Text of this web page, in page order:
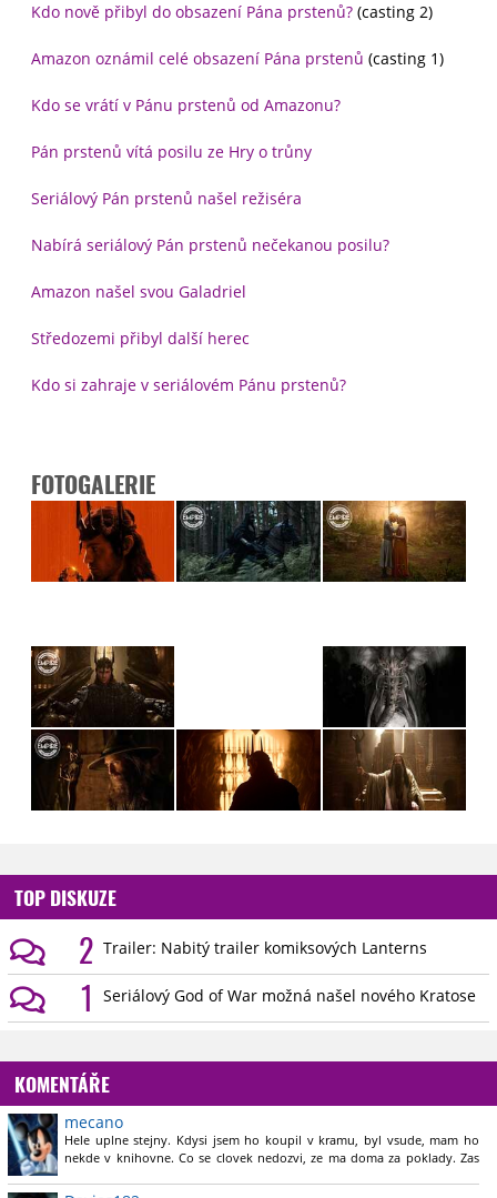
Kdo nově přibyl do obsazení Pána prstenů? (casting 2)
Amazon oznámil celé obsazení Pána prstenů (casting 1)
Kdo se vrátí v Pánu prstenů od Amazonu?
Pán prstenů vítá posilu ze Hry o trůny
Seriálový Pán prstenů našel režiséra
Nabírá seriálový Pán prstenů nečekanou posilu?
Amazon našel svou Galadriel
Středozemi přibyl další herec
Kdo si zahraje v seriálovém Pánu prstenů?
FOTOGALERIE
TOP DISKUZE
2 Trailer: Nabitý trailer komiksových Lanterns
1 Seriálový God of War možná našel nového Kratose
KOMENTÁŘE
mecano
Hele uplne stejny. Kdysi jsem ho koupil v kramu, byl vsude, mam ho
nekde v knihovne. Co se clovek nedozvi, ze ma doma za poklady. Zas
jsem do nejblizsiho knihkupectvi, koupil Barvu kouzel, a bezel zpatky